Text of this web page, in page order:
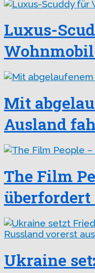
Luxus-
Mit
Ausland
The Film
überfordert
Ukraine